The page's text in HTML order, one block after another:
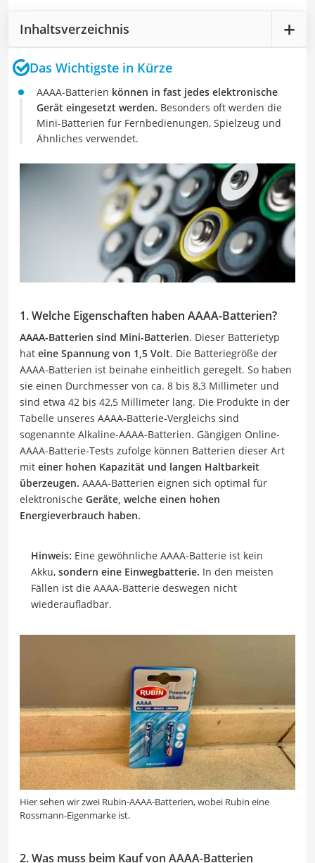
Inhaltsverzeichnis
Das Wichtigste in Kürze
AAAA-Batterien können in fast jedes elektronische
Gerät eingesetzt werden. Besonders oft werden die
Mini-Batterien für Fernbedienungen, Spielzeug und
Ähnliches verwendet.
1. Welche Eigenschaften haben AAAA-Batterien?
AAAA-Batterien sind Mini-Batterien. Dieser Batterietyp
hat eine Spannung von 1,5 Volt. Die Batteriegröße der
AAAA-Batterien ist beinahe einheitlich geregelt. So haben
sie einen Durchmesser von ca. 8 bis 8,3 Millimeter und
sind etwa 42 bis 42,5 Millimeter lang. Die Produkte in der
Tabelle unseres AAAA-Batterie-Vergleichs sind
sogenannte Alkaline-AAAA-Batterien. Gängigen Online-
AAAA-Batterie-Tests zufolge können Batterien dieser Art
mit einer hohen Kapazität und langen Haltbarkeit
überzeugen. AAAA-Batterien eignen sich optimal für
elektronische Geräte, welche einen hohen
Energieverbrauch haben.
Hinweis: Eine gewöhnliche AAAA-Batterie ist kein
Akku, sondern eine Einwegbatterie. In den meisten
Fällen ist die AAAA-Batterie deswegen nicht
wiederaufladbar.
Hier sehen wir zwei Rubin-AAAA-Batterien, wobei Rubin eine
Rossmann-Eigenmarke ist.
2. Was muss beim Kauf von AAAA-Batterien